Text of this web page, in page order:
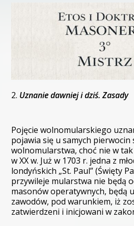
2. Uznanie dawniej i dziś. Zasady
Pojęcie wolnomularskiego
pojawia się u samych
wolnomularstwa, choć nie w
w XX w. Już w 1703 r. jedna z
londyńskich „St. Paul” (Święty
przywileje mularstwa nie będą
masonów operatywnych, będą
zawodów, pod warunkiem, iż
zatwierdzeni i inicjowani w